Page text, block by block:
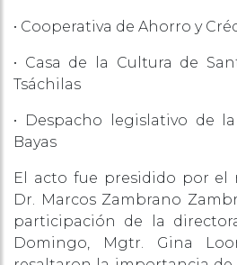
• Cooperativa de Ahorro y
• Casa de la Cultura de
Tsáchilas
• Despacho legislativo de
Bayas
El acto fue presidido por el
Dr. Marcos Zambrano
participación de la
Domingo, Mgtr. Gina